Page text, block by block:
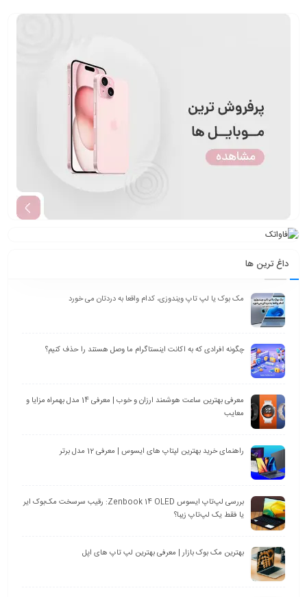
داغ ترین ها
مک بوک یا لپ تاپ ویندوزی، کدام واقعا به دردتان می خورد
چگونه افرادی که به اکانت اینستاگرام ما وصل هستند را حذف کنیم؟
معرفی بهترین ساعت هوشمند ارزان و خوب | معرفی 14 مدل بهمراه مزایا و
معایب
راهنمای خرید بهترین لپتاپ های ایسوس | معرفی 12 مدل برتر
بررسی لپ‌تاپ ایسوس Zenbook 14 OLED: رقیب سرسخت مک‌بوک ایر
یا فقط یک لپ‌تاپ زیبا؟
بهترین مک بوک بازار | معرفی بهترین لپ تاپ های اپل